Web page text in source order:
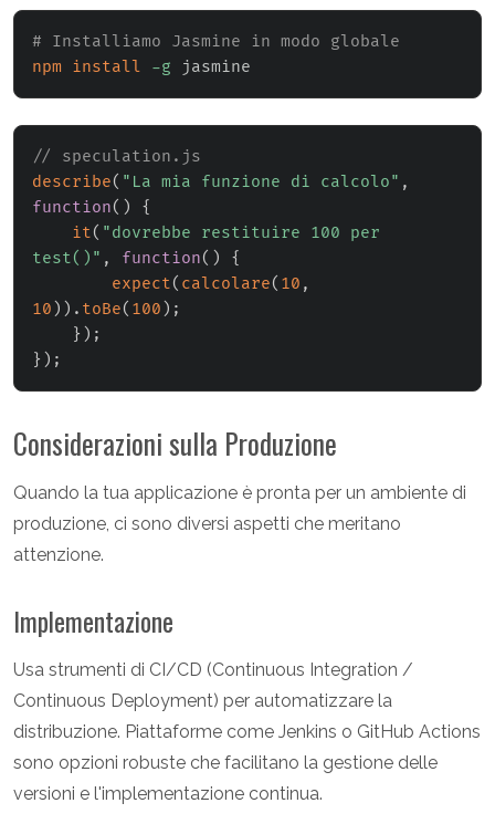
# Installiamo Jasmine in modo globale
npm
install -g jasmine
// speculation.js
describe( "La mia funzione di calcolo" ,
function( )
{
it( "dovrebbe restituire 100 per
test()" , function( )
{
expect( calcolare( 10 ,
10 ) ) . toBe( 100 ) ;
} ) ;
} ) ;
Considerazioni sulla Produzione
Quando la tua applicazione è pronta per un ambiente di
produzione, ci sono diversi aspetti che meritano
attenzione.
Implementazione
Usa strumenti di CI/CD (Continuous Integration /
Continuous Deployment) per automatizzare la
distribuzione. Piattaforme come Jenkins o GitHub Actions
sono opzioni robuste che facilitano la gestione delle
versioni e l'implementazione continua.